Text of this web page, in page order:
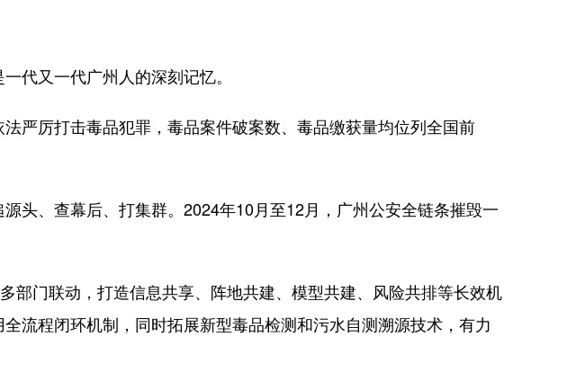
又一代广州人的深刻记忆。
厉打击毒品犯罪，毒品案件破案数、毒品缴获量均位列全国前
、查幕后、打集群。2024年10月至12月，广州公安全链条摧毁一
门联动，打造信息共享、阵地共建、模型共建、风险共排等长效机
流程闭环机制，同时拓展新型毒品检测和污水自测溯源技术，有力